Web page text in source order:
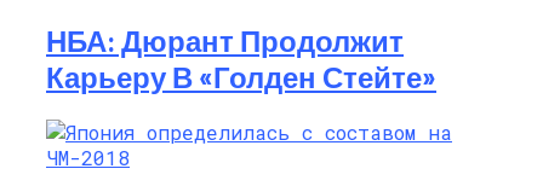
НБА: Дюрант Продолжит
Карьеру В «Голден Стейте»